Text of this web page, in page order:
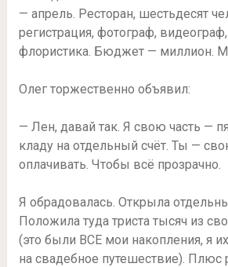
— апрель. Ресторан, шестьдесят
регистрация, фотограф,
флористика. Бюджет — миллион.
Олег торжественно объявил:
— Лен, давай так. Я свою часть —
кладу на отдельный счёт. Ты —
оплачивать. Чтобы всё прозрачно.
Я обрадовалась. Открыла
Положила туда триста тысяч из
(это были ВСЕ мои накопления, я
на свадебное путешествие). Плюс